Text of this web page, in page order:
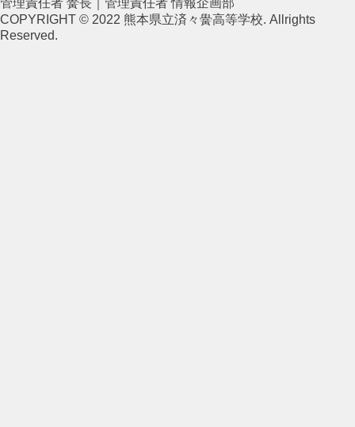
管理責任者 黌長｜管理責任者 情報企画部
COPYRIGHT © 2022 熊本県立済々黌高等学校. Allrights
Reserved.